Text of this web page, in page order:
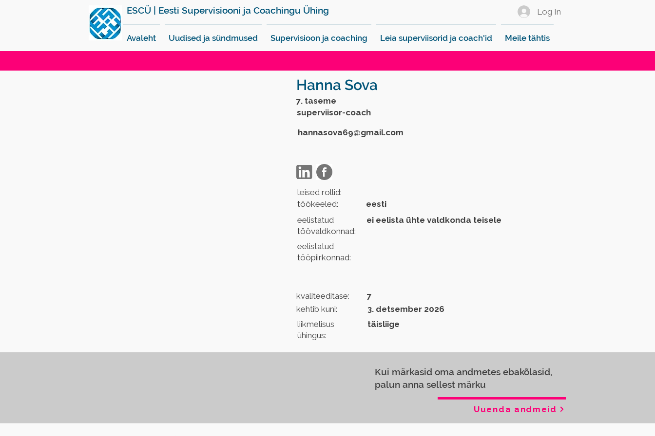
ESCÜ | Eesti Supervisiooni ja Coachingu Ühing Log In
Avaleht Uudised ja sündmused Supervisioon ja coaching Leia superviisorid ja coach'id Meile tähtis
Hanna Sova
7. taseme
superviisor-coach
hannasova69@gmail.com
teised rollid:
töökeeled:
eesti
eelistatud
töövaldkonnad:
ei eelista ühte valdkonda teisele
eelistatud
tööpiirkonnad:
kvaliteeditase:
kehtib kuni:
liikmelisus
ühingus:
7
3. detsember 2026
täisliige
Kui märkasid oma andmetes ebakõlasid,
palun anna sellest märku
Uuenda andmeid